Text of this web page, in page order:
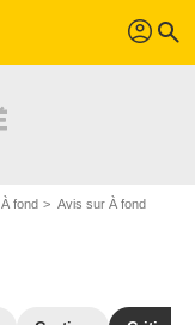
profil search
À fond Avis sur À fond